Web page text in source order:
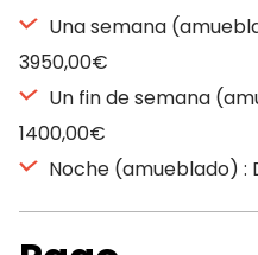
Una semana
3950,00€
Un fin de semana
1400,00€
Noche (amueblado) :